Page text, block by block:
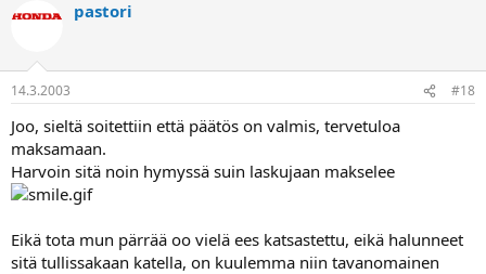
pastori
14.3.2003 #18
Joo, sieltä soitettiin että päätös on valmis, tervetuloa
maksamaan.
Harvoin sitä noin hymyssä suin laskujaan makselee
Eikä tota mun pärrää oo vielä ees katsastettu, eikä halunneet
sitä tullissakaan katella, on kuulemma niin tavanomainen